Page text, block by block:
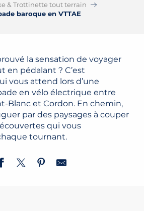
& Trottinette tout terrain
baroque en VTTAE
la sensation de voyager
en pédalant ? C’est
vous attend lors d’une
en vélo électrique entre
Blanc et Cordon. En chemin,
par des paysages à couper
qui vous
tournant.